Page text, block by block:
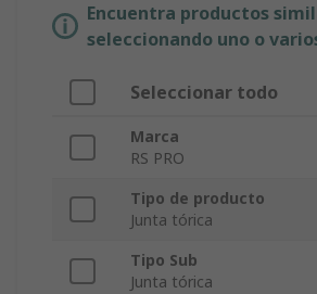
Encuentra productos
seleccionando uno o
Seleccionar todo
Marca
RS PRO
Tipo de producto
Junta tórica
Tipo Sub
Junta tórica